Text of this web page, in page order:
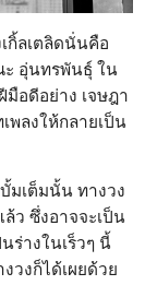
กิ้ลเตลิดนั่นคือ
ะ อุ่นทรพันธุ์ ใน
อดีอย่าง เจษฎา
พลงให้กลายเป็น
มเต็มนั้น ทางวง
ว ซึ่งอาจจะเป็น
ร่างในเร็วๆ นี้
วงก็ได้เผยด้วย